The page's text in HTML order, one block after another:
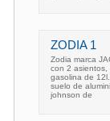
ZODIA 1
Zodia marca
con 2 asientos,
gasolina de
suelo de
johnson de